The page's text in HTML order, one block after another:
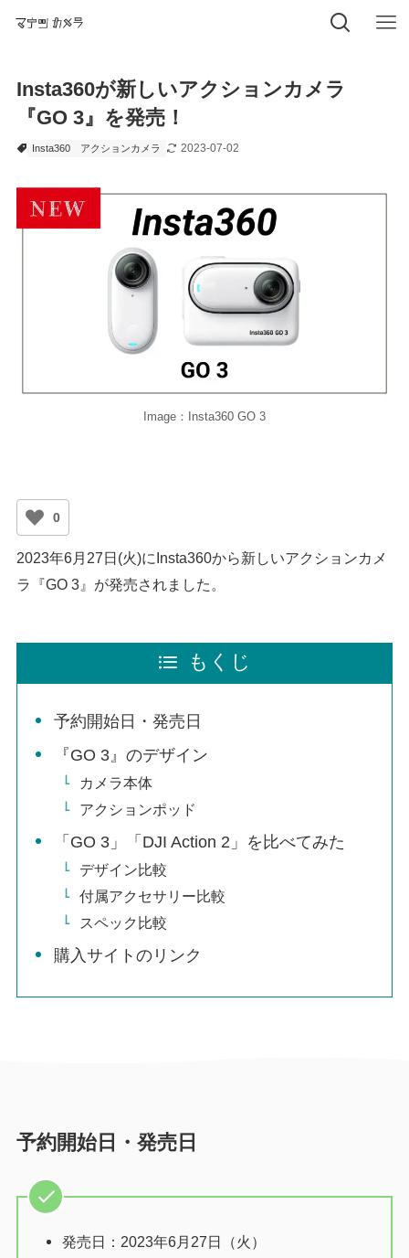
Insta360が新しいアクションカメラ
『GO 3』を発売！
Insta360 アクションカメラ 2023-07-02
Image：Insta360 GO 3
0
2023年6月27日(火)にInsta360から新しいアクションカメ
ラ『GO 3』が発売されました。
もくじ
予約開始日・発売日
『GO 3』のデザイン
カメラ本体
アクションポッド
「GO 3」「DJI Action 2」を比べてみた
デザイン比較
付属アクセサリー比較
スペック比較
購入サイトのリンク
予約開始日・発売日
発売日：2023年6月27日（火）